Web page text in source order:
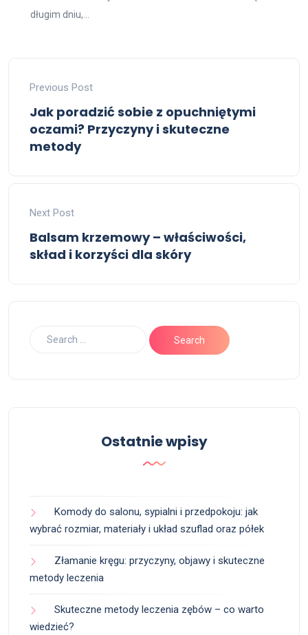
długim dniu,...
Previous Post
Jak poradzić sobie z opuchniętymi
oczami? Przyczyny i skuteczne
metody
Next Post
Balsam krzemowy – właściwości,
skład i korzyści dla skóry
Ostatnie wpisy
Komody do salonu, sypialni i przedpokoju: jak
wybrać rozmiar, materiały i układ szuflad oraz półek
Złamanie kręgu: przyczyny, objawy i skuteczne
metody leczenia
Skuteczne metody leczenia zębów – co warto
wiedzieć?